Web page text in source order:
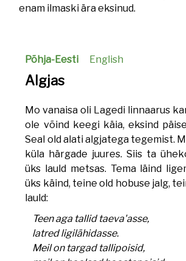
enam ilmaski ära eksinud.
Põhja-Eesti English
Algjas
Mo vanaisa oli Lagedi linnaarus
ole võind keegi käia, eksind
Seal old alati algjatega tegemist.
küla härgade juures. Siis ta
üks lauld metsas. Tema läind
üks käind, teine old hobuse jalg,
lauld:
Teen aga tallid taeva'asse,
latred ligilähidasse.
Meil on targad tallipoisid,